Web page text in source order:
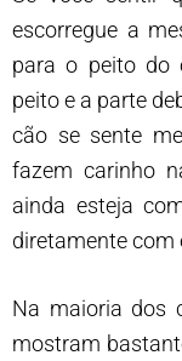
escorregue a
para o peito do
peito e a parte
cão se sente
fazem carinho
ainda esteja
diretamente com
Na maioria dos
mostram